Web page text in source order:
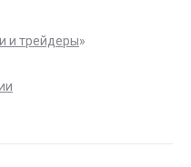
и трейдеры»